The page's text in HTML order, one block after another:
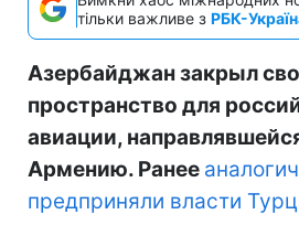
тільки важливе з РБК-
Азербайджан закрыл
пространство для
авиации,
Армению. Ранее
предприняли власти